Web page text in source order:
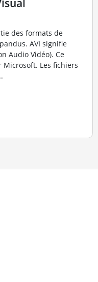
des formats de
AVI signifie
Audio Vidéo). Ce
Les fichiers